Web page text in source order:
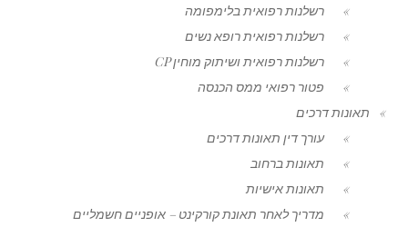
רשלנות רפואית בלימפומה
רשלנות רפואית רופא נשים
רשלנות רפואית ושיתוק מוחין CP
פטור רפואי ממס הכנסה
תאונות דרכים
עורך דין תאונות דרכים
תאונות ברחוב
תאונות אישיות
מדריך לאחר תאונת קורקינט – אופניים חשמליים